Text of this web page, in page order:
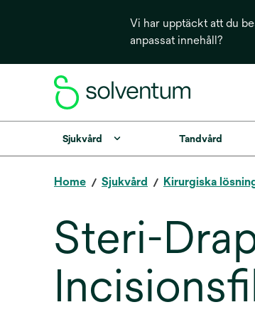
Vi har upptäckt att du
anpassat innehåll?
Sjukvård Tandvård
Home Sjukvård Kirurgiska
Steri-